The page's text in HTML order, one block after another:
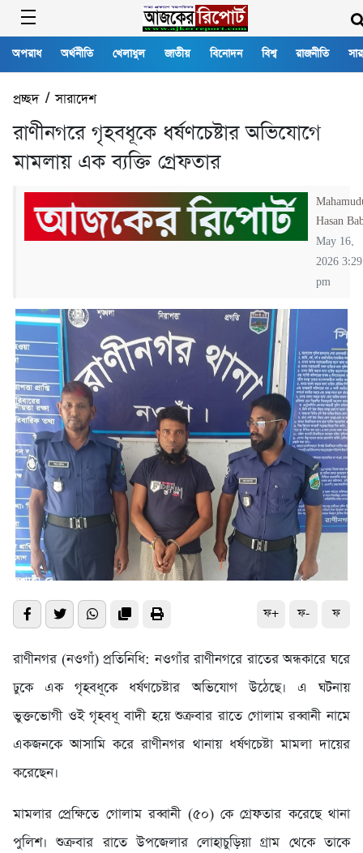
অপরাধ অর্থনীতি খেলাধুল জাতীয় বিনোদন বিশ্ব রাজনীতি
প্রচ্ছদ/সারাদেশ
রাণীনগরে গৃহবধূকে ধর্ষণচেষ্টার অভিযোগে
মামলায় এক ব্যক্তি গ্রেফতার
Hasan
May 16,
2026 3:29
pm
ফ+ ফ- ফ
রাণীনগর (নওগাঁ) প্রতিনিধি: নওগাঁর রাণীনগরে রাতের অন্ধকারে ঘরে
ঢুকে এক গৃহবধূকে ধর্ষণচেষ্টার অভিযোগ উঠেছে। এ ঘটনায়
ভুক্তভোগী ওই গৃহবধূ বাদী হয়ে শুক্রবার রাতে গোলাম রব্বানী নামে
একজনকে আসামি করে রাণীনগর থানায় ধর্ষণচেষ্টা মামলা দায়ের
করেছেন।
মামলার প্রেক্ষিতে গোলাম রব্বানী (৫০) কে গ্রেফতার করেছে থানা
পুলিশ। শুক্রবার রাতে উপজেলার লোহাচুড়িয়া গ্রাম থেকে তাকে